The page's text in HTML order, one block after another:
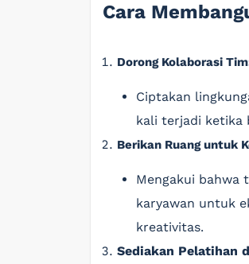
Cara
Dorong Kolaborasi
Ciptakan
kali terjadi ketika
Berikan Ruang untuk
Mengakui bahwa
karyawan untuk
kreativitas.
Sediakan Pelatihan